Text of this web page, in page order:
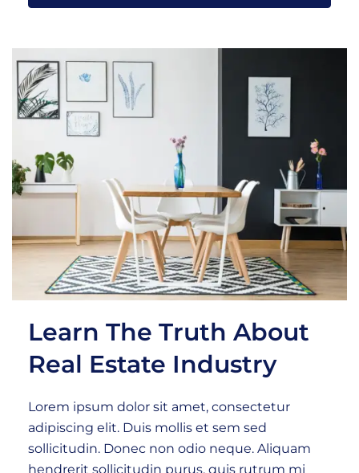
Learn The Truth About
Real Estate Industry
Lorem ipsum dolor sit amet, consectetur
adipiscing elit. Duis mollis et sem sed
sollicitudin. Donec non odio neque. Aliquam
hendrerit sollicitudin purus, quis rutrum mi